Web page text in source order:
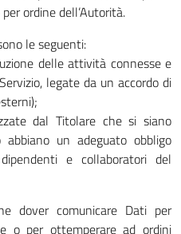
ordine dell’Autorità.
le seguenti:
delle attività connesse e
legate da un accordo di
dal Titolare che si siano
un adeguato obbligo
e collaboratori del
dover comunicare Dati per
o per ottemperare ad ordini